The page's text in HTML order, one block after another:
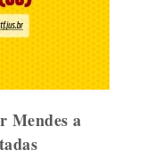
Mendes a